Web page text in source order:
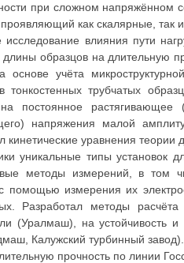
при сложном напряжённом
как скалярные, так и
исследование влияния пути
образцов на длительную
основе учёта
тонкостенных трубчатых
постоянное растягивающее
напряжения малой
уравнения теории
уникальные типы установок
методы измерений, в том
помощью измерения их
Разработал методы
(Уралмаш), на устойчивость
Калужский турбинный
прочность по линии